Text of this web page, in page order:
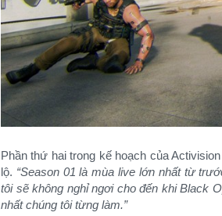
Phần thứ hai trong kế hoạch của
lộ. “Season 01 là mùa live lớn nhất từ
tôi sẽ không nghỉ ngơi cho đến khi Black
nhất chúng tôi từng làm.”